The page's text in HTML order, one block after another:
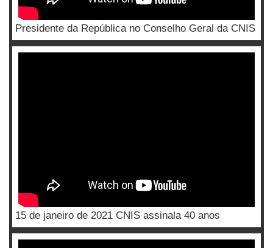
Presidente da República no Conselho Geral da CNIS
15 de janeiro de 2021 CNIS assinala 40 anos